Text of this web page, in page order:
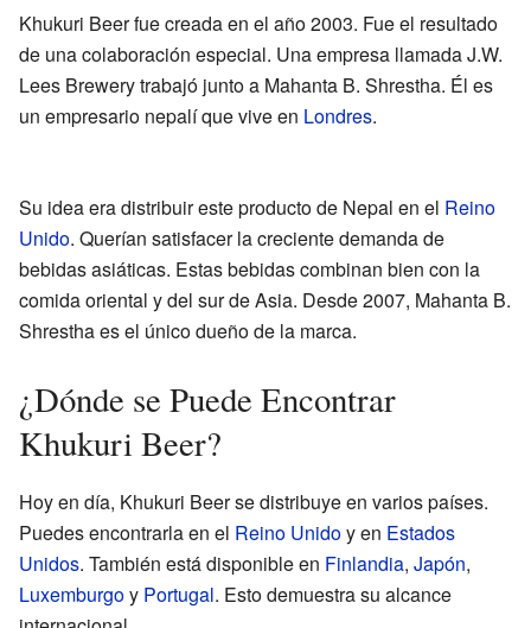
Khukuri Beer fue creada en el año 2003. Fue el resultado
de una colaboración especial. Una empresa llamada J.W.
Lees Brewery trabajó junto a Mahanta B. Shrestha. Él es
un empresario nepalí que vive en Londres.
Su idea era distribuir este producto de Nepal en el Reino
Unido. Querían satisfacer la creciente demanda de
bebidas asiáticas. Estas bebidas combinan bien con la
comida oriental y del sur de Asia. Desde 2007, Mahanta B.
Shrestha es el único dueño de la marca.
¿Dónde se Puede Encontrar
Khukuri Beer?
Hoy en día, Khukuri Beer se distribuye en varios países.
Puedes encontrarla en el Reino Unidoy en Estados
Unidos. También está disponible en Finlandia, Japón,
Luxemburgoy Portugal. Esto demuestra su alcance